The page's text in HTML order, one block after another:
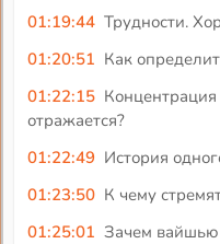
01:19:44 Трудности.
01:20:51 Как
01:22:15 Концентрация
отражается?
01:22:49 История
01:23:50 К чему
01:25:01 Зачем вайшью